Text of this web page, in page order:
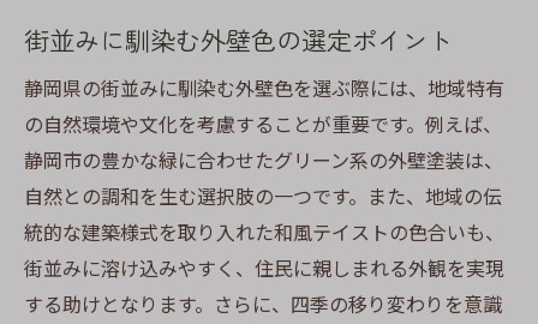
街並みに馴染む外壁色の選定ポイント
静岡県の街並みに馴染む外壁色を選ぶ際には、地域特有
の自然環境や文化を考慮することが重要です。例えば、
静岡市の豊かな緑に合わせたグリーン系の外壁塗装は、
自然との調和を生む選択肢の一つです。また、地域の伝
統的な建築様式を取り入れた和風テイストの色合いも、
街並みに溶け込みやすく、住民に親しまれる外観を実現
する助けとなります。さらに、四季の移り変わりを意識